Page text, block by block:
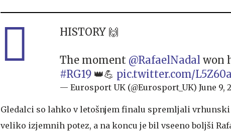
HISTORY 🙌
The moment @RafaelNadal won
#RG19 👑💪 pic.twitter.com/
— Eurosport UK (@Eurosport_UK) June 9,
Gledalci so lahko v letošnjem finalu spremljali vrhunski
veliko izjemnih potez, a na koncu je bil vseeno boljši